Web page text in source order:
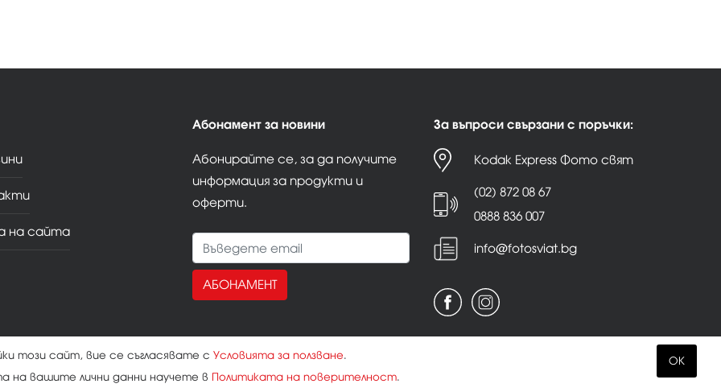
на сайта
Абонамент за новини
Абонирайте се, за да получите
информация за продукти и
оферти.
АБОНАМЕНТ
За въпроси свързани с поръчки:
Kodak Express Фото свят
(02) 872 08 67
0888 836 007
info@fotosviat.bg
OK
този сайт, вие се съгласявате с Условията за ползване.
на вашите лични данни научете в Политиката на поверителност.